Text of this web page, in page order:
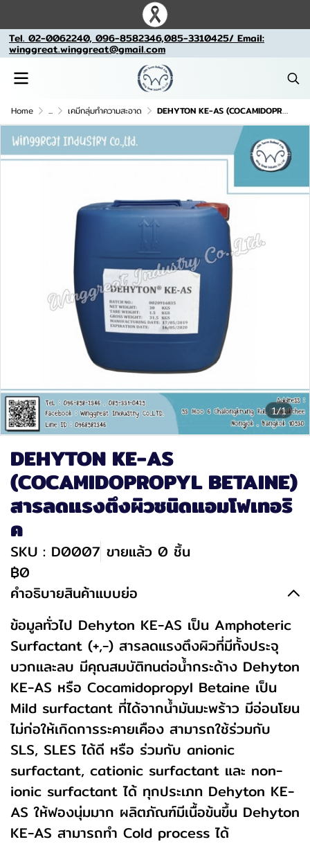
Tel. 02-0062240, 096-8582346,085-3310425/ Email:
winggreat.winggreat@gmail.com
Home ... เคมีกลุ่มทำความสะอาด DEHYTON KE-AS (COCAMIDOPROPYL BETAINE) สารลดแรงตึงผิวชนิดแอมโฟเทอริค
1/1
DEHYTON KE-AS
(COCAMIDOPROPYL BETAINE)
สารลดแรงตึงผิวชนิดแอมโฟเทอริ
ค
SKU : D0007 ขายแล้ว 0 ชิ้น
฿0
คำอธิบายสินค้าแบบย่อ
ข้อมูลทั่วไป Dehyton KE-AS เป็น Amphoteric
Surfactant (+,-) สารลดแรงตึงผิวที่มีทั้งประจุ
บวกและลบ มีคุณสมบัติทนต่อน้ำกระด้าง Dehyton
KE-AS หรือ Cocamidopropyl Betaine เป็น
Mild surfactant ที่ได้จากน้ำมันมะพร้าว มีอ่อนโยน
ไม่ก่อให้เกิดการระคายเคือง สามารถใช้ร่วมกับ
SLS, SLES ได้ดี หรือ ร่วมกับ anionic
surfactant, cationic surfactant และ non-
ionic surfactant ได้ ทุกประเภท Dehyton KE-
AS ให้ฟองนุ่มมาก ผลิตภัณฑ์มีเนื้อข้นขึ้น Dehyton
KE-AS สามารถทำ Cold process ได้